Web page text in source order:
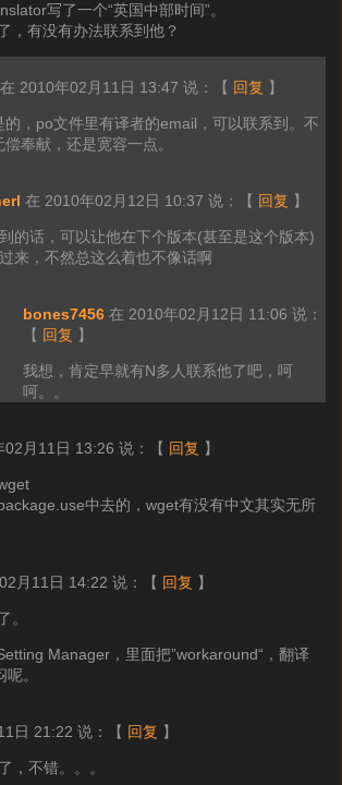
写了一个“英国中部时间”。
，有没有办法联系到他？
在 2010年02月11日 13:47 说： 【 回复 】
的，po文件里有译者的email，可以联系到。不
奉献，还是宽容一点。
在 2010年02月12日 10:37 说： 【 回复 】
的话，可以让他在下个版本(甚至是这个版本)
来，不然总这么着也不像话啊
bones7456 在 2010年02月12日 11:06 说：
【 回复 】
我想，肯定早就有N多人联系他了吧，呵
呵。。
月11日 13:26 说： 【 回复 】
中去的，wget有没有中文其实无所
月11日 14:22 说： 【 回复 】
。
Manager，里面把”workaround“，翻译
。
日 21:22 说： 【 回复 】
，不错。。。